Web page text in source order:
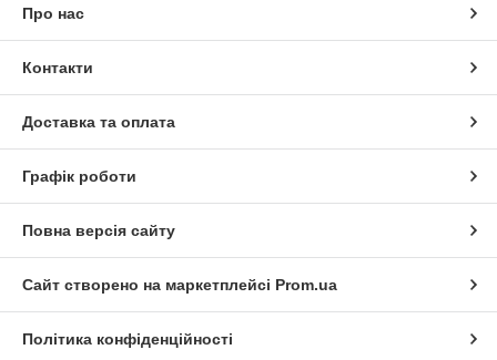
Про нас
Контакти
Доставка та оплата
Графік роботи
Повна версія сайту
Сайт створено на маркетплейсі Prom.ua
Політика конфіденційності